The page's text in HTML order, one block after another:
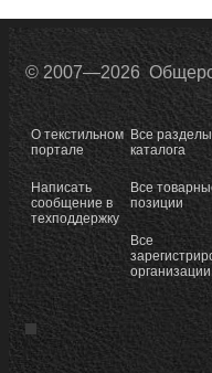
© 2007—2026
О текстильном
портале
Написать
сообщение в
техподдержку
Все разделы
каталога
Все
позиции
Все
организации